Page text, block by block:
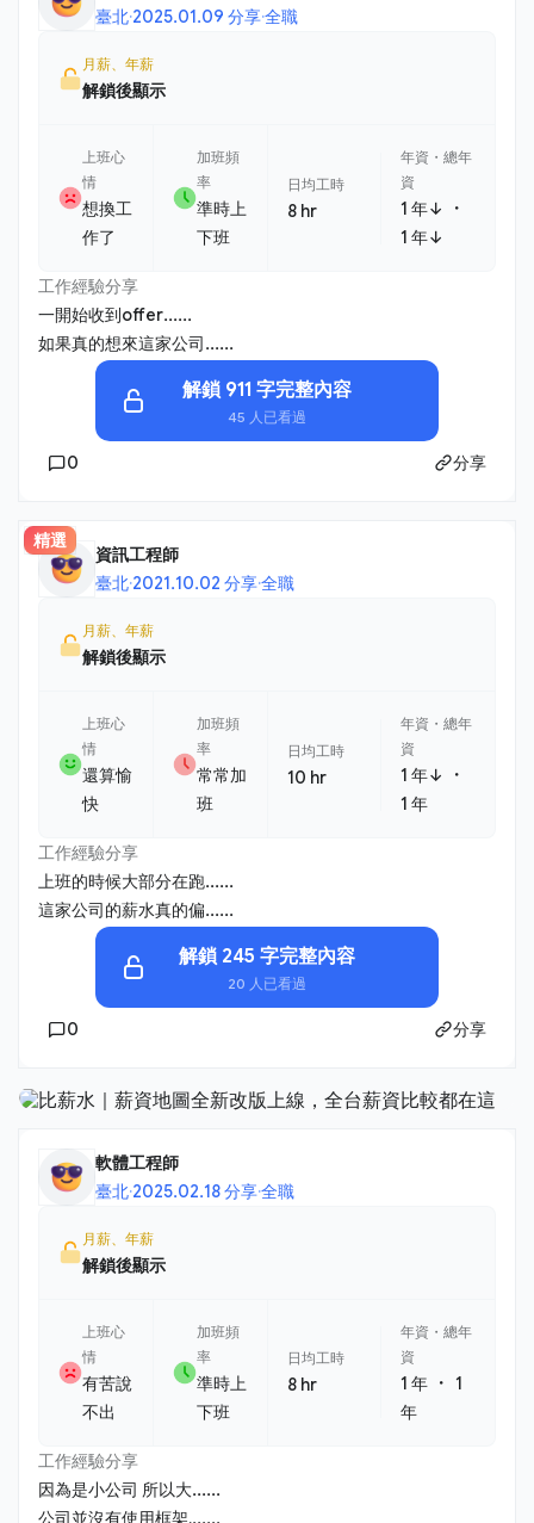
臺北·2025.01.09 分享·全職
月薪、年薪
解鎖後顯示
上班心
情
想換工
作了
加班頻
率
準時上
下班
日均工時
8 hr
年資・總年
資
1 年↓ ・
1 年↓
工作經驗分享
一開始收到offer......
如果真的想來這家公司......
解鎖 911 字完整內容
45 人已看過
0 分享
精選
資訊工程師
臺北·2021.10.02 分享·全職
月薪、年薪
解鎖後顯示
上班心
情
還算愉
快
加班頻
率
常常加
班
日均工時
10 hr
年資・總年
資
1 年↓ ・
1 年
工作經驗分享
上班的時候大部分在跑......
這家公司的薪水真的偏......
解鎖 245 字完整內容
20 人已看過
0 分享
軟體工程師
臺北·2025.02.18 分享·全職
月薪、年薪
解鎖後顯示
上班心
情
有苦說
不出
加班頻
率
準時上
下班
日均工時
8 hr
年資・總年
資
1 年 ・1
年
工作經驗分享
因為是小公司 所以大......
公司並沒有使用框架,......